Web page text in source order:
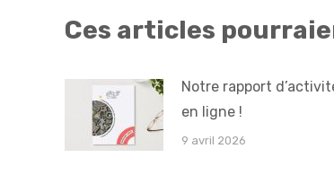
Ces articles
Notre rapport
en ligne !
9 avril 2026